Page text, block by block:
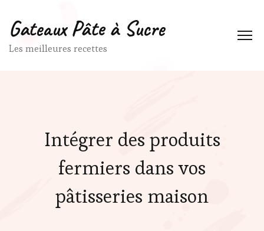
Gateaux Pâte à Sucre
Les meilleures recettes
Intégrer des produits
fermiers dans vos
pâtisseries maison